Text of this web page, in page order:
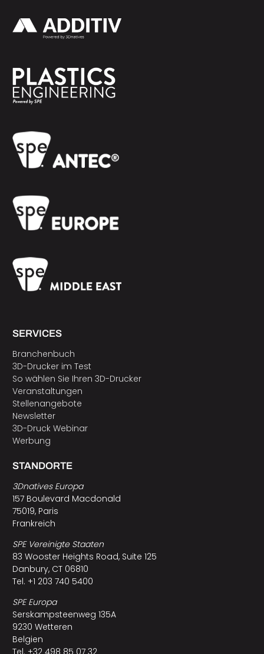
SERVICES
Branchenbuch
3D-Drucker im Test
So wählen Sie Ihren 3D-Drucker
Veranstaltungen
Stellenangebote
Newsletter
3D-Druck Webinar
Werbung
STANDORTE
3Dnatives Europa
157 Boulevard Macdonald
75019, Paris
Frankreich
SPE Vereinigte Staaten
83 Wooster Heights Road, Suite 125
Danbury, CT 06810
Tel. +1 203 740 5400
SPE Europa
Serskampsteenweg 135A
9230 Wetteren
Belgien